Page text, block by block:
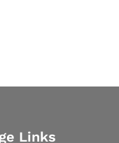
Links